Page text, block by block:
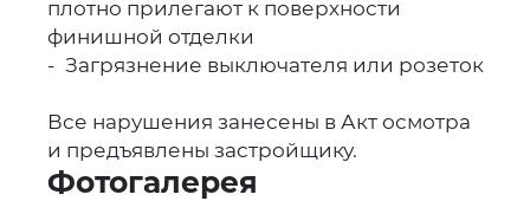
плотно прилегают к поверхности
финишной отделки
- Загрязнение выключателя или розеток
Все нарушения занесены в Акт осмотра
и предъявлены застройщику.
Фотогалерея